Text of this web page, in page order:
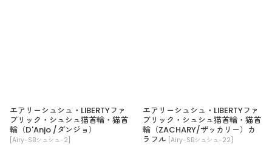
エアリーシュシュ・LIBERTYファ
ブリック・シュシュ猫首輪・猫首
輪（D'Anjo /ダンジョ）
[Airy-SBシュシュ-2]
エアリーシュシュ・LIBERTYファ
ブリック・シュシュ猫首輪・猫首
輪（ZACHARY/ザッカリー）カ
ラフル [Airy-SBシュシュ-22]